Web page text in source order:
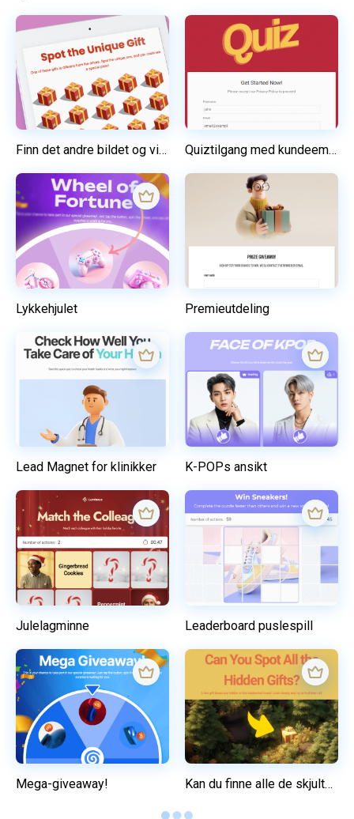
Finn det andre bildet og vinn en premie Quiztilgang med kundeemneskjema
Lykkehjulet Premieutdeling
Lead Magnet for klinikker K-POPs ansikt
Julelagminne Leaderboard puslespill
Mega-giveaway! Kan du finne alle de skjulte gavene?